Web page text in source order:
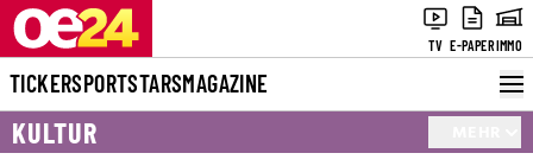
TV E-PAPERIMMO
TICKERSPORTSTARSMAGAZINE
KULTUR